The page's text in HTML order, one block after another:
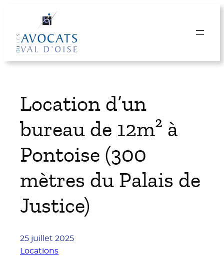
contenu
Location d’un
bureau de 12m² à
Pontoise (300
mètres du Palais de
Justice)
25 juillet 2025
Locations